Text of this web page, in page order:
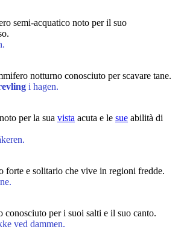
semi-acquatico noto per il suo
notturno conosciuto per scavare tane.
i hagen.
per la sua vista acuta e le sue abilità di
forte e solitario che vive in regioni fredde.
conosciuto per i suoi salti e il suo canto.
ved dammen.